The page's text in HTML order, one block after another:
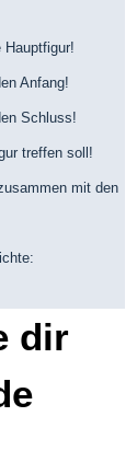
Hauptfigur!
Anfang!
Schluss!
treffen soll!
mit den
dir